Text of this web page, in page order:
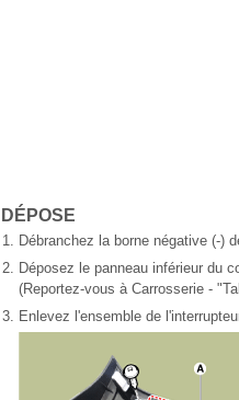
DÉPOSE
1. Débranchez la borne négative (-)
2. Déposez le panneau inférieur du
(Reportez-vous à Carrosserie -
3. Enlevez l'ensemble de